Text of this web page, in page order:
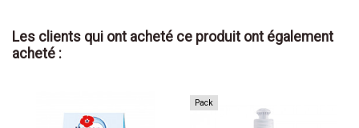
Les clients qui ont acheté ce produit ont également
acheté :
Pack